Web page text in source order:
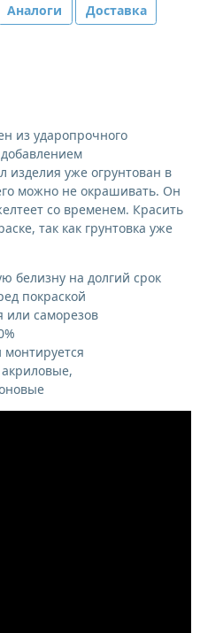
Аналоги Доставка
из ударопрочного
изделия уже огрунтован в
можно не окрашивать. Он
со временем. Красить
так как грунтовка уже
белизну на долгий срок
покраской
саморезов